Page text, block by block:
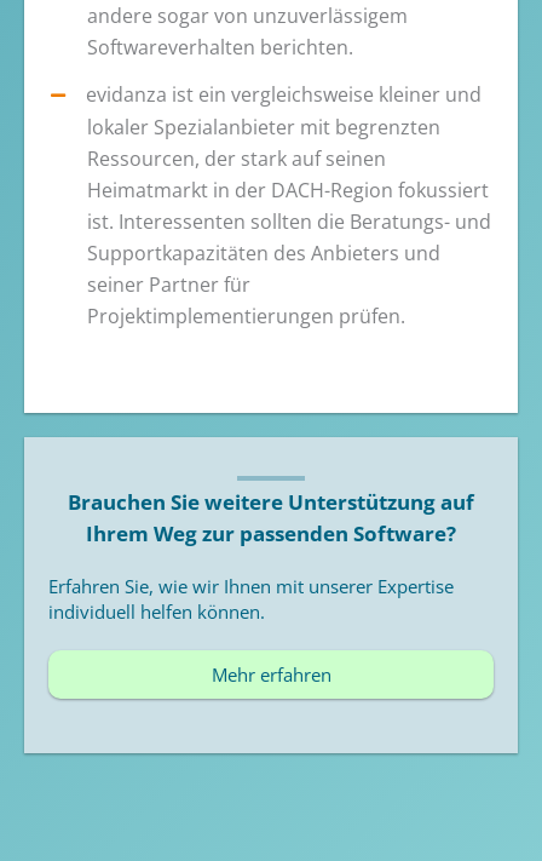
andere sogar von unzuverlässigem
Softwareverhalten berichten.
evidanza ist ein vergleichsweise kleiner und
lokaler Spezialanbieter mit begrenzten
Ressourcen, der stark auf seinen
Heimatmarkt in der DACH-Region fokussiert
ist. Interessenten sollten die Beratungs- und
Supportkapazitäten des Anbieters und
seiner Partner für
Projektimplementierungen prüfen.
Brauchen Sie weitere Unterstützung auf
Ihrem Weg zur passenden Software?
Erfahren Sie, wie wir Ihnen mit unserer Expertise
individuell helfen können.
Mehr erfahren